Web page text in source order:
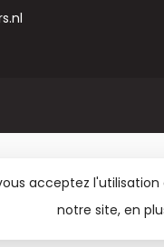
© Copyright
acceptez
notre site, en